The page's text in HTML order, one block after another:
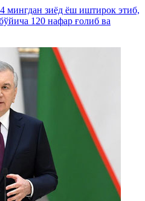
мингдан зиёд ёш иштирок этиб,
120 нафар ғолиб ва